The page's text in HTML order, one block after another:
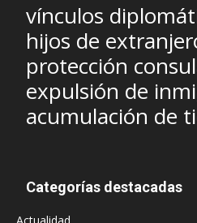
vínculos
hijos de
protección
expulsión de
acumulación de
Categorías destacadas